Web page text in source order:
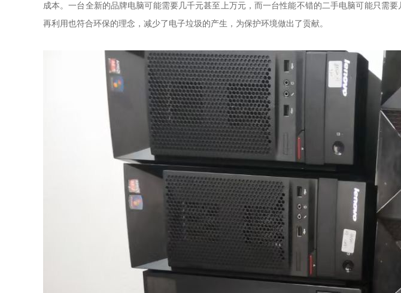
成本。一台全新的品牌电脑可能需要几千元甚至上万元，而一台性能不错的二手电脑可能只需
再利用也符合环保的理念，减少了电子垃圾的产生，为保护环境做出了贡献。